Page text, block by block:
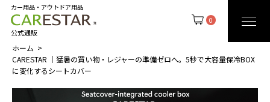
0
カー用品・アウトドア用品
公式通販
ホーム
CARESTAR │猛暑の買い物・レジャーの準備ゼロへ。5秒で大容量保冷BOX
に変化するシートカバー